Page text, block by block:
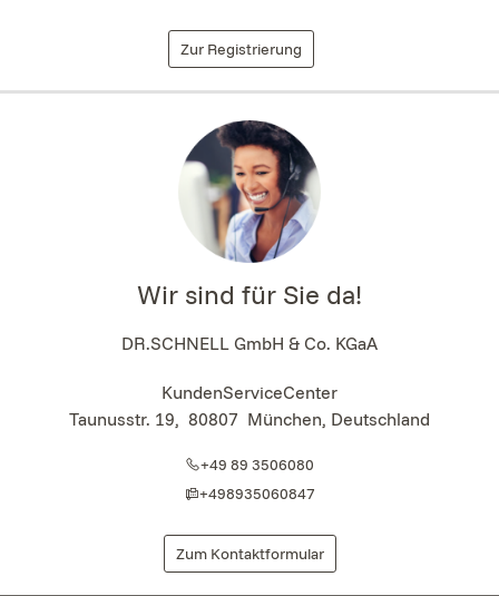
Zur Registrierung
Wir sind für Sie da!
DR.SCHNELL GmbH & Co. KGaA
KundenServiceCenter
Taunusstr. 19, 80807 München, Deutschland
+49 89 3506080
+498935060847
Zum Kontaktformular